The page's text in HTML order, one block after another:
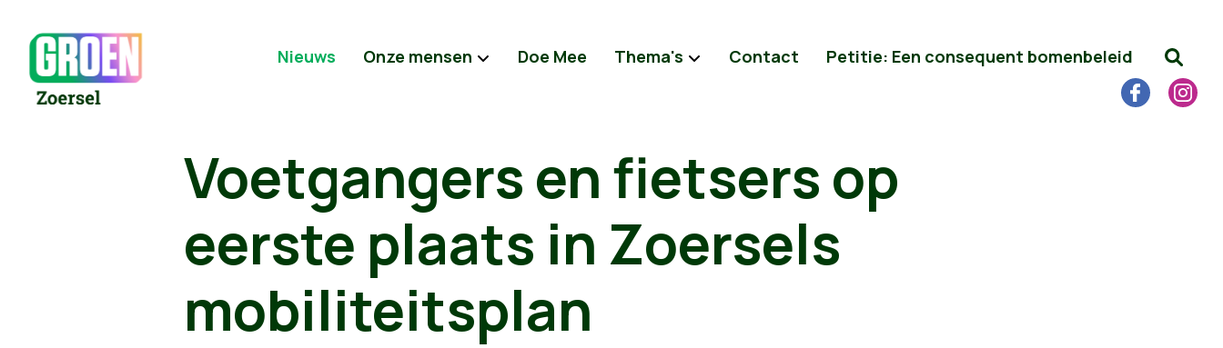
Nieuws Onze mensen Doe Mee Thema's Contact Petitie: Een consequent bomenbeleid
Voetgangers en fietsers op
eerste plaats in Zoersels
mobiliteitsplan